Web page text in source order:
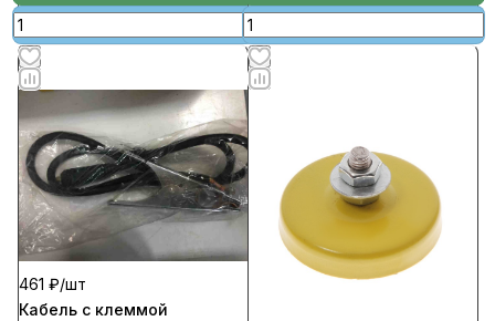
461 ₽/шт
Кабель с клеммой